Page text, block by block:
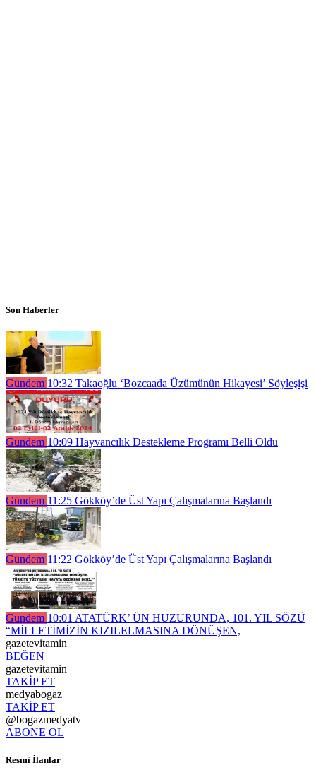
Son Haberler
Gündem 10:32 Takaoğlu ‘Bozcaada Üzümünün Hikayesi’ Söyleşişi
Gündem 10:09 Hayvancılık Destekleme Programı Belli Oldu
Gündem 11:25 Gökköy’de Üst Yapı Çalışmalarına Başlandı
Gündem 11:22 Gökköy’de Üst Yapı Çalışmalarına Başlandı
Gündem 10:01 ATATÜRK’ ÜN HUZURUNDA, 101. YIL SÖZÜ
“MİLLETİMİZİN KIZILELMASINA DÖNÜŞEN,
gazetevitamin
BEĞEN
gazetevitamin
TAKİP ET
medyabogaz
TAKİP ET
@bogazmedyatv
ABONE OL
Resmî İlanlar